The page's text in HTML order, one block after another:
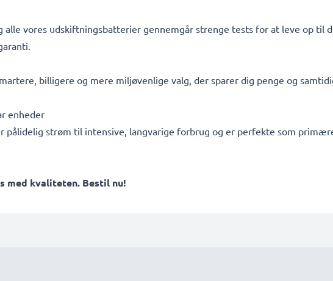
vores udskiftningsbatterier gennemgår strenge tests for at leve op til
billigere og mere miljøvenlige valg, der sparer dig penge og
enheder
strøm til intensive, langvarige forbrug og er perfekte som
med kvaliteten. Bestil nu!